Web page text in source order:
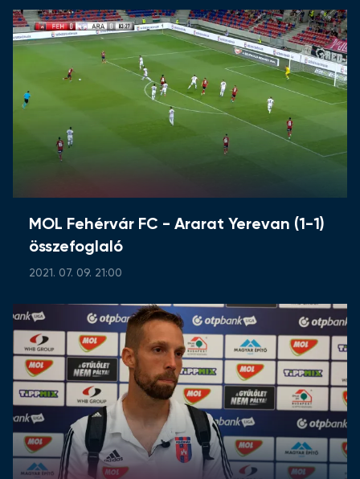
MOL Fehérvár FC - Ararat Yerevan (1-1)
összefoglaló
2021. 07. 09. 21:00